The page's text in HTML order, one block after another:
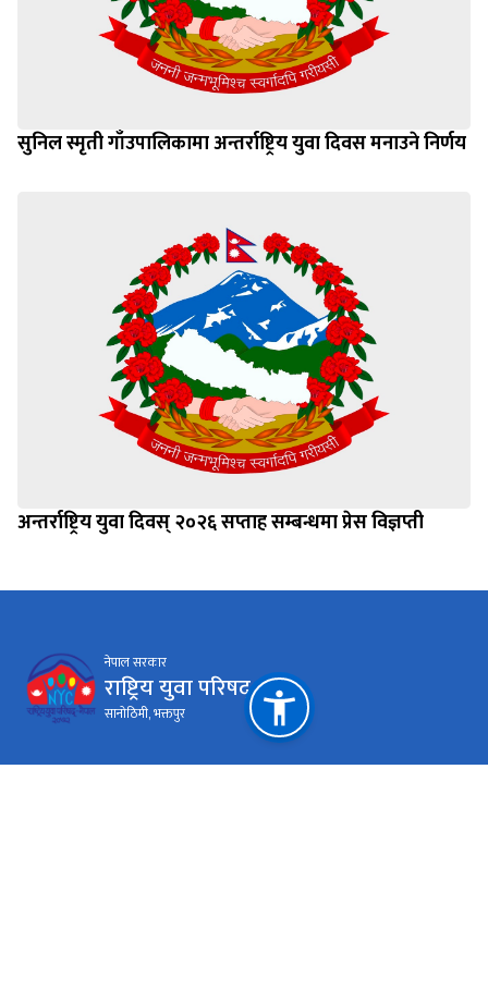
सुनिल स्मृती गाँउपालिकामा अन्तर्राष्ट्रिय युवा दिवस मनाउने निर्णय
अन्तर्राष्ट्रिय युवा दिवस् २०२६ सप्ताह सम्बन्धमा प्रेस विज्ञप्ती
नेपाल सरकार
राष्ट्रिय युवा परिषद्
सानोठिमी, भक्तपुर
महत्त्वपूर्ण लिङ्कहरू